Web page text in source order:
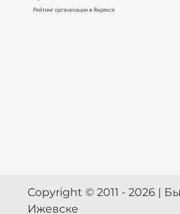
Copyright © 2011 - 2026 |
Ижевске